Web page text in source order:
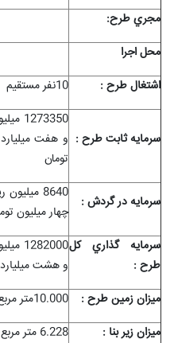
مجري طرح:
محل اجرا
اشتغال طرح :
10نفر مستقیم و 100 نفر غیر مستقیم
سرمايه ثابت طرح : و هفت
تومان
سرمايه در گردش :
8640
چهار میلیون
سرمايه گذاري کل
طرح :
و هشت
ميزان زمين طرح :
10.000متر مربع
ميزان زیر بنا :
6.228 متر مربع